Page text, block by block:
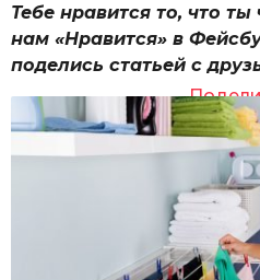
Тебе нравится то, что
нам «Нравится» в
поделись статьей с